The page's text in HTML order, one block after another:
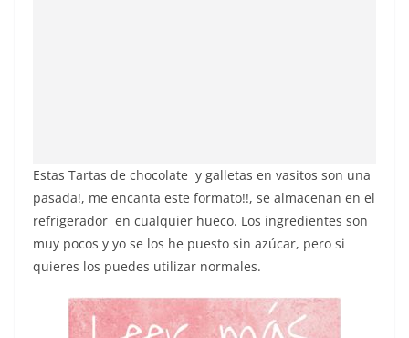
Estas Tartas de chocolate y galletas en vasitos son una
pasada!, me encanta este formato!!, se almacenan en el
refrigerador en cualquier hueco. Los ingredientes son
muy pocos y yo se los he puesto sin azúcar, pero si
quieres los puedes utilizar normales.